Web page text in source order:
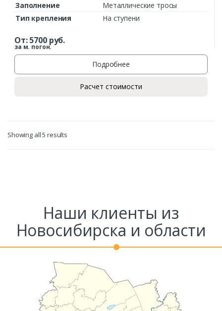
Заполнение
Металлические тросы
Тип крепления
На ступени
От:5700руб.
за м. погон.
Подробнее
Расчет стоимости
Showing all 5 results
Наши клиенты из
Новосибирска и области